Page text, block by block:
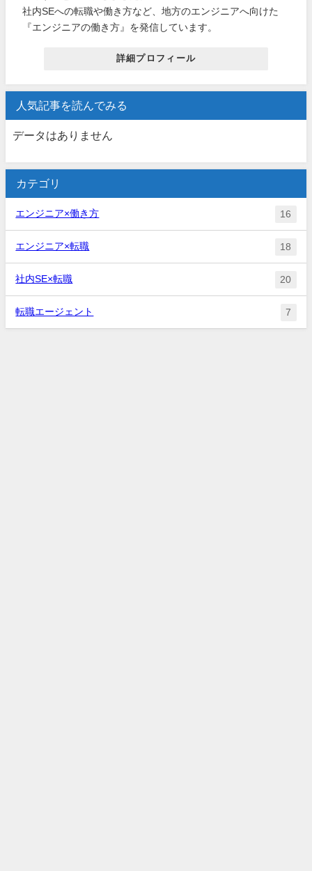
社内SEへの転職や働き方など、地方のエンジニアへ向けた
『エンジニアの働き方』を発信しています。
詳細プロフィール
人気記事を読んでみる
データはありません
カテゴリ
エンジニア×働き方 16
エンジニア×転職 18
社内SE×転職 20
転職エージェント 7